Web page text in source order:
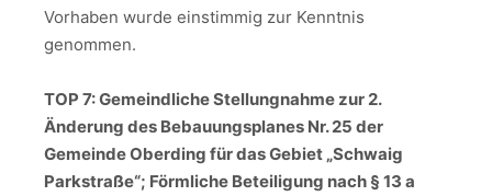
Vorhaben wurde einstimmig zur Kenntnis
genommen.
TOP 7: Gemeindliche Stellungnahme zur 2.
Änderung des Bebauungsplanes Nr. 25 der
Gemeinde Oberding für das Gebiet „Schwaig
Parkstraße“; Förmliche Beteiligung nach § 13 a